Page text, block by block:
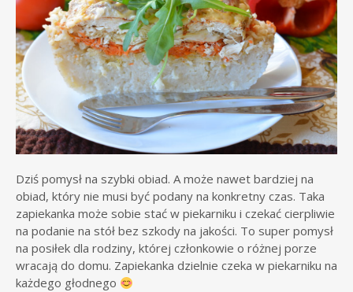
Dziś pomysł na szybki obiad. A może nawet bardziej na
obiad, który nie musi być podany na konkretny czas. Taka
zapiekanka może sobie stać w piekarniku i czekać cierpliwie
na podanie na stół bez szkody na jakości. To super pomysł
na posiłek dla rodziny, której członkowie o różnej porze
wracają do domu. Zapiekanka dzielnie czeka w piekarniku na
każdego głodnego